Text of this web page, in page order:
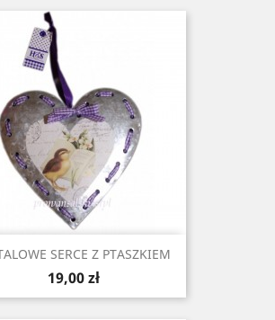
SERCE Z PTASZKIEM
Cena
19,00 zł